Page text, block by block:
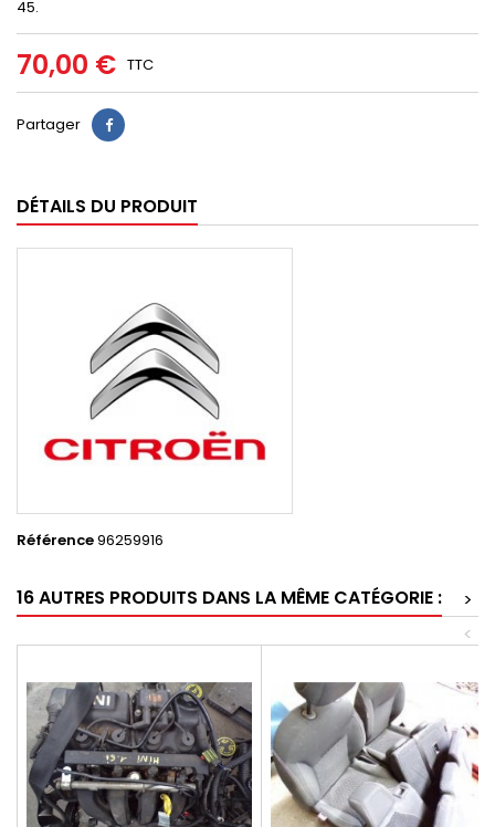
45.
70,00 € TTC
Partager
DÉTAILS DU PRODUIT
Référence96259916
16 AUTRES PRODUITS DANS LA MÊME CATÉGORIE :
>
<